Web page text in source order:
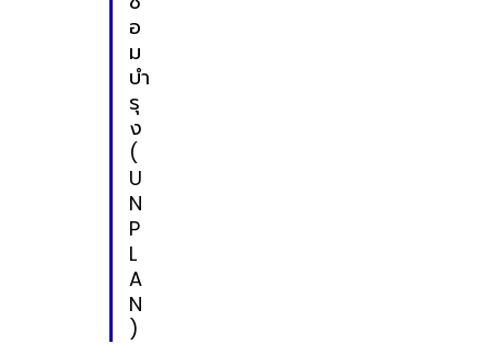
อ
ม
บำ
รุ
ง
(
U
N
P
L
A
N
)